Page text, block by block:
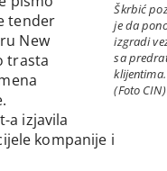
Škrbić
je da
izgradi
sa
klijentima.
(Foto CIN)
tender
New
trasta
a izjavila
kompanije i